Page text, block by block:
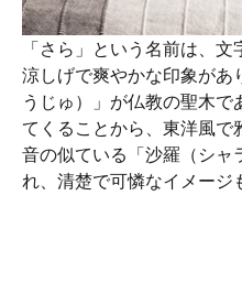
「さら」という名前は、文
涼しげで爽やかな印象があ
うじゅ）」が仏教の聖木
てくることから、東洋風で
音の似ている「沙羅（シャ
れ、清楚で可憐なイメージ